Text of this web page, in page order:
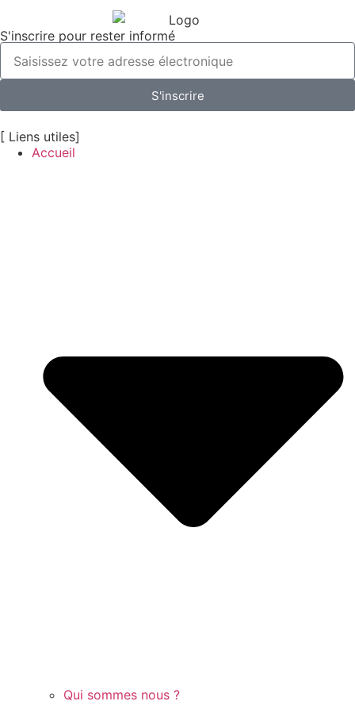
S'inscrire pour rester informé
S'inscrire
[ Liens utiles]
Accueil
Qui sommes nous ?